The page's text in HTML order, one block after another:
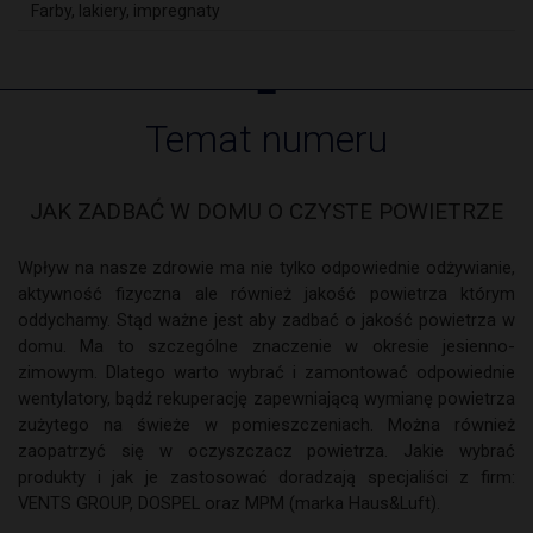
Farby, lakiery, impregnaty
Temat numeru
JAK ZADBAĆ W DOMU O CZYSTE POWIETRZE
Wpływ na nasze zdrowie ma nie tylko odpowiednie odżywianie,
aktywność fizyczna ale również jakość powietrza którym
oddychamy. Stąd ważne jest aby zadbać o jakość powietrza w
domu. Ma to szczególne znaczenie w okresie jesienno-
zimowym. Dlatego warto wybrać i zamontować odpowiednie
wentylatory, bądź rekuperację zapewniającą wymianę powietrza
zużytego na świeże w pomieszczeniach. Można również
zaopatrzyć się w oczyszczacz powietrza. Jakie wybrać
produkty i jak je zastosować doradzają specjaliści z firm:
VENTS GROUP, DOSPEL oraz MPM (marka Haus&Luft).